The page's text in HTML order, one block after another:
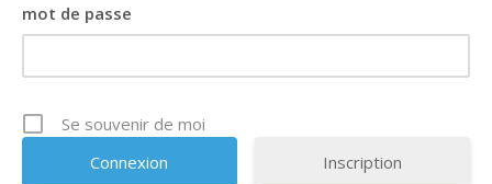
mot de passe
Se souvenir de moi
Inscription